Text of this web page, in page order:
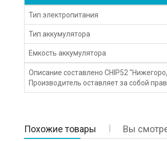
Тип электропитания
Тип аккумулятора
Емкость аккумулятора
Описание составлено CHIP52
Производитель оставляет за собой
Похожие товары Вы